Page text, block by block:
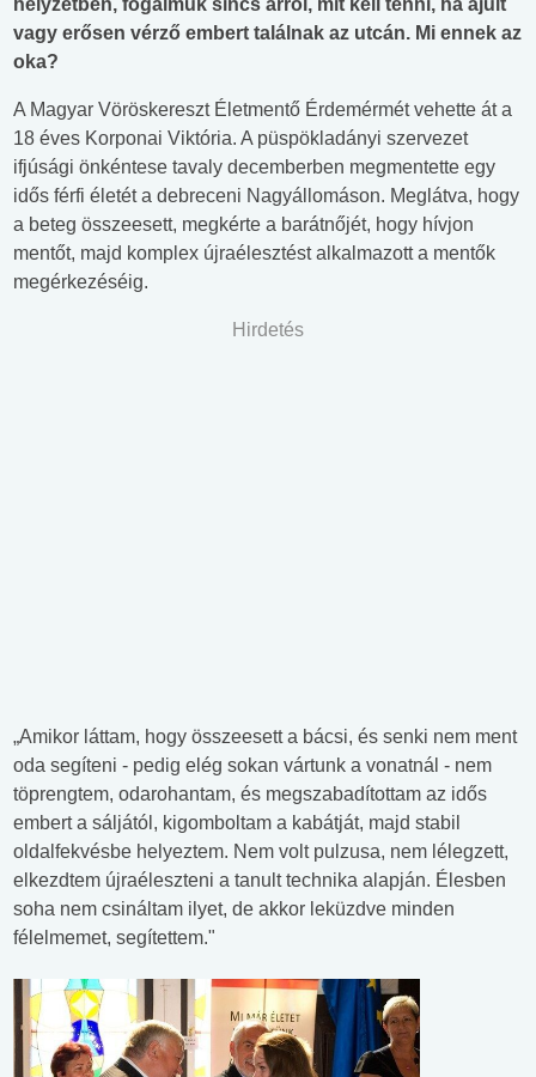
helyzetben, fogalmuk sincs arról, mit kell tenni, ha ájult
vagy erősen vérző embert találnak az utcán. Mi ennek az
oka?
A Magyar Vöröskereszt Életmentő Érdemérmét vehette át a
18 éves Korponai Viktória. A püspökladányi szervezet
ifjúsági önkéntese tavaly decemberben megmentette egy
idős férfi életét a debreceni Nagyállomáson. Meglátva, hogy
a beteg összeesett, megkérte a barátnőjét, hogy hívjon
mentőt, majd komplex újraélesztést alkalmazott a mentők
megérkezéséig.
Hirdetés
„Amikor láttam, hogy összeesett a bácsi, és senki nem ment
oda segíteni - pedig elég sokan vártunk a vonatnál - nem
töprengtem, odarohantam, és megszabadítottam az idős
embert a sáljától, kigomboltam a kabátját, majd stabil
oldalfekvésbe helyeztem. Nem volt pulzusa, nem lélegzett,
elkezdtem újraéleszteni a tanult technika alapján. Élesben
soha nem csináltam ilyet, de akkor leküzdve minden
félelmemet, segítettem."